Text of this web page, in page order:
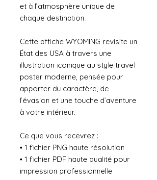
et à l’atmosphère unique de
chaque destination.
Cette affiche WYOMING revisite un
État des USA à travers une
illustration iconique au style travel
poster moderne, pensée pour
apporter du caractère, de
l’évasion et une touche d’aventure
à votre intérieur.
Ce que vous recevrez :
• 1 fichier PNG haute résolution
• 1 fichier PDF haute qualité pour
impression professionnelle